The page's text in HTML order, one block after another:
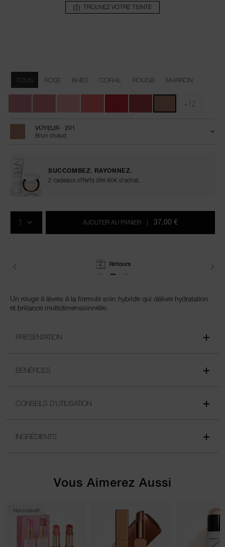
TROUVEZ VOTRE TEINTE
shine-
lipstick/0194251144672.html
l’article
0194251144672
Variations
TOUS ROSE BAIES CORAIL ROUGE MARRON
+12
VOYEUR - 201
Brun chaud
SUCCOMBEZ. RAYONNEZ.
2 cadeaux offerts dès 80€ d'achat.
aux
options
sur
QTÉ
AJOUTER AU PANIER 37,00 €
Conseils Beauté
Un rouge à lèvres à la formule soin hybride qui délivre hydratation
et brillance multidimensionnelle.
PRÉSENTATION
BÉNÉFICES
CONSEILS D'UTILISATION
INGRÉDIENTS
Vous Aimerez Aussi
Nouveauté